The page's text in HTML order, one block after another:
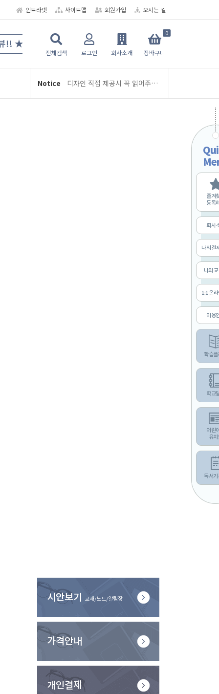
인트라넷 사이트맵 회원가입 오시는 길
★ 6공 다이어리/디자인/인덱스 뉴-스터디플래
전체검색 로그인 회사소개 장바구니
0
Notice
여름휴가 휴무 안내 (8/3 ~ 8/5)
시안보기 교재/노트/알림장
가격안내
개인결제
즐겨
등록
회사
나의 결
나의
1:1 온
이용
학습
학교
어린
유
독서